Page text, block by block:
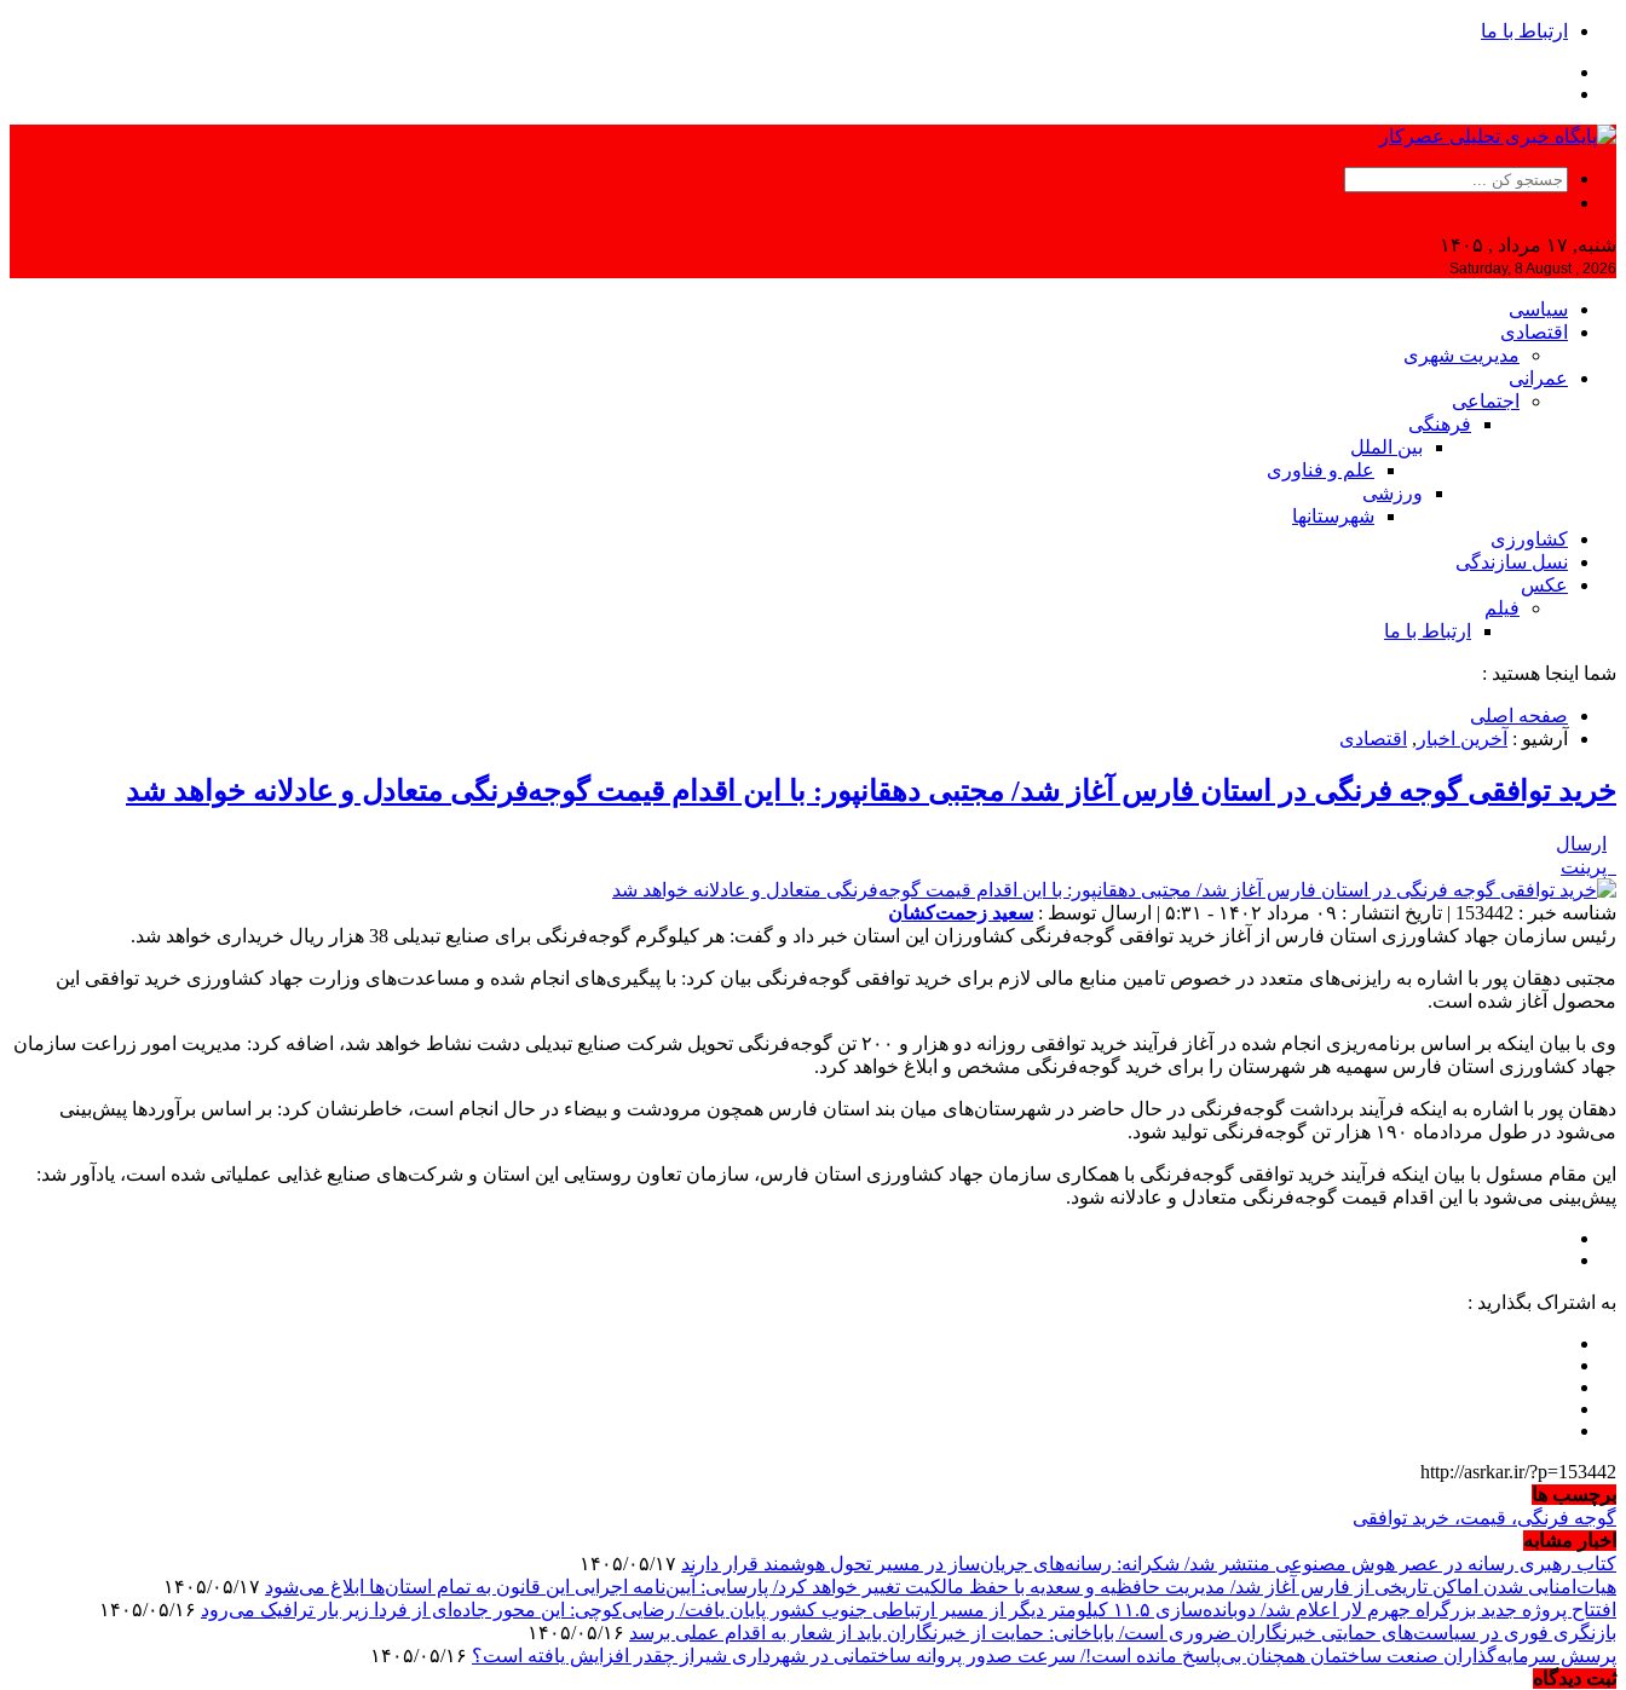
ارتباط با ما
شنبه, ۱۷ مرداد , ۱۴۰۵
Saturday, 8 August , 2026
سیاسی
اقتصادی
مدیریت شهری
عمرانی
اجتماعی
فرهنگی
بین الملل
علم و فناوری
ورزشی
شهرستانها
کشاورزی
نسل سازندگی
عکس
فیلم
ارتباط با ما
شما اینجا هستید :
صفحه اصلی
آرشیو : آخرین اخبار , اقتصادی
خرید توافقی گوجه‌ فرنگی در استان فارس آغاز شد/ مجتبی دهقانپور: با این اقدام قیمت گوجه‌فرنگی متعادل و عادلانه خواهد شد
ارسال
پرینت
شناسه خبر : 153442 | تاریخ انتشار : ۰۹ مرداد ۱۴۰۲ - ۵:۳۱ | ارسال توسط :
سعید زحمت‌کشان
رئیس سازمان جهاد کشاورزی استان فارس از آغاز خرید توافقی گوجه‌فرنگی کشاورزان این استان خبر داد و گفت: هر کیلوگرم گوجه‌فرنگی برای صنایع تبدیلی 38 هزار ریال خریداری خواهد شد.
مجتبی دهقان پور با اشاره به رایزنی‌های متعدد در خصوص تامین منابع مالی لازم برای خرید توافقی گوجه‌فرنگی بیان کرد: با پیگیری‌های انجام شده و مساعدت‌های وزارت جهاد کشاورزی خرید توافقی این
محصول آغاز شده است.
وی با بیان اینکه بر اساس برنامه‌ریزی انجام شده در آغاز فرآیند خرید توافقی روزانه دو هزار و ۲۰۰ تن گوجه‌فرنگی تحویل شرکت صنایع تبدیلی دشت نشاط خواهد شد، اضافه کرد: مدیریت امور زراعت سازمان
جهاد کشاورزی استان فارس سهمیه هر شهرستان را برای خرید گوجه‌فرنگی مشخص و ابلاغ خواهد کرد.
دهقان پور با اشاره به اینکه فرآیند برداشت گوجه‌فرنگی در حال حاضر در شهرستان‌های میان بند استان فارس همچون مرودشت و بیضاء در حال انجام است، خاطرنشان کرد: بر اساس برآوردها پیش‌بینی
می‌شود در طول مردادماه ۱۹۰ هزار تن گوجه‌فرنگی تولید شود.
این مقام مسئول با بیان اینکه فرآیند خرید توافقی گوجه‌فرنگی با همکاری سازمان جهاد کشاورزی استان فارس، سازمان تعاون روستایی این استان و شرکت‌های صنایع غذایی عملیاتی شده است، یادآور شد:
پیش‌بینی می‌شود با این اقدام قیمت گوجه‌فرنگی متعادل و عادلانه شود.
به اشتراک بگذارید :
http://asrkar.ir/?p=153442
برچسب ها
گوجه فرنگی، قیمت، خرید توافقی
اخبار مشابه
کتاب رهبری رسانه در عصر هوش مصنوعی منتشر شد/ شکرانه: رسانه‌های جریان‌ساز در مسیر تحول هوشمند قرار دارند
هیات‌امنایی شدن اماکن تاریخی از فارس آغاز شد/ مدیریت حافظیه و سعدیه با حفظ مالکیت تغییر خواهد کرد/ پارسایی: آیین‌نامه اجرایی این قانون به تمام استان‌ها ابلاغ می‌‌شود
افتتاح پروژه جدید بزرگراه جهرم لار اعلام شد/ دوبانده‌سازی ۱۱.۵ کیلومتر دیگر از مسیر ارتباطی جنوب کشور پایان یافت/ رضایی‌کوچی: این محور جاده‌ای از فردا زیر بار ترافیک می‌رود
بازنگری فوری در سیاست‌های حمایتی خبرنگاران ضروری است/ باباخانی: حمایت از خبرنگاران باید از شعار به اقدام عملی برسد
پرسش سرمایه‌گذاران صنعت ساختمان همچنان بی‌پاسخ مانده است!/ سرعت صدور پروانه ساختمانی در شهرداری شیراز چقدر افزایش یافته است؟
ثبت دیدگاه